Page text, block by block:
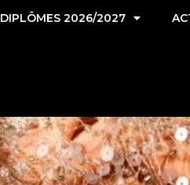
DIPLÔMES 2026/2027